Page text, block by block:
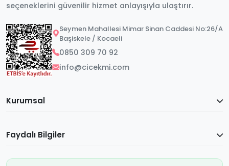
seçeneklerini güvenilir hizmet anlayışıyla ulaştırır.
Seymen Mahallesi Mimar Sinan Caddesi No:26/A
Başiskele / Kocaeli
0850 309 70 92
info@cicekmi.com
Kurumsal
Faydalı Bilgiler